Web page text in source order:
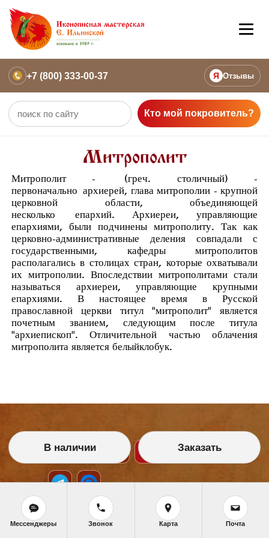
+7 (800) 333-00-37 Я Отзывы
Кто мой покровитель?
Митрополит
Митрополит - (греч. столичный) -
первоначальноархиерей, глава митрополии - крупной
церковной области, объединяющей
несколько епархий. Архиереи, управляющие
епархиями, были подчинены митрополиту. Так как
церковно-административные деления совпадали с
государственными, кафедры митрополитов
располагались в столицах стран, которые охватывали
их митрополии. Впоследствии митрополитами стали
называться архиереи, управляющие крупными
епархиями. В настоящее время в Русской
православной церкви титул "митрополит" является
почетным званием, следующим после титула
"архиепископ". Отличительной частью облачения
митрополита является белыйклобук.
НАШИ УСЛУГИ
В наличии Заказать
Мессенджеры Звонок Карта Почта